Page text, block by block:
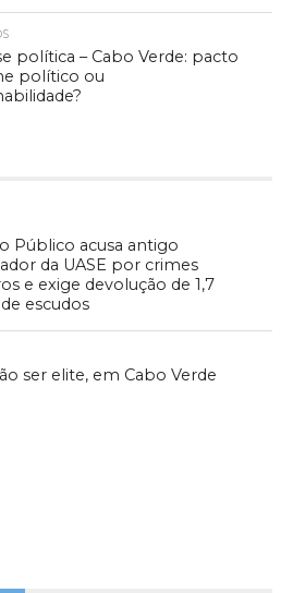
política – Cabo Verde: pacto
político ou
Público acusa antigo
da UASE por crimes
e exige devolução de 1,7
escudos
ser elite, em Cabo Verde